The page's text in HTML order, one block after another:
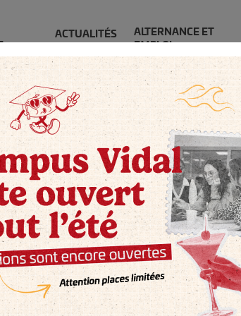
ACTUALITÉS
ALTERNANCE ET
Management
(post-bac
Bachelor
Assurance &
Bachelors (Bac +3)
Cursus alternant